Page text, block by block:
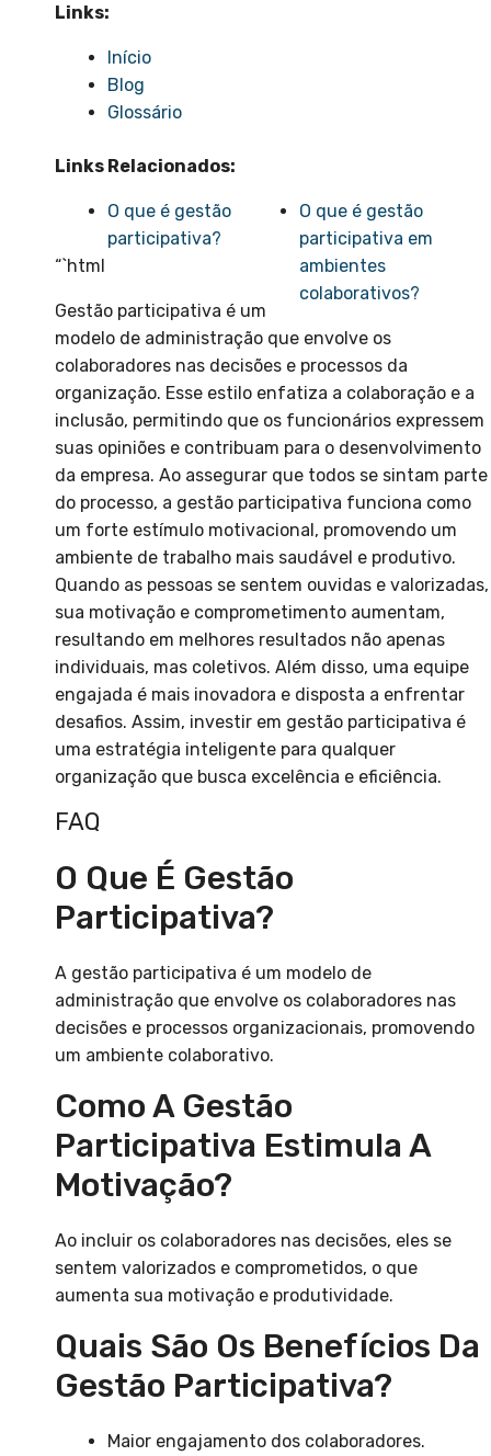
Links:
Início
Blog
Glossário
Links Relacionados:
O que é gestão
participativa?
O que é gestão
participativa em
ambientes
colaborativos?
“`html
Gestão participativa é um
modelo de administração que envolve os
colaboradores nas decisões e processos da
organização. Esse estilo enfatiza a colaboração e a
inclusão, permitindo que os funcionários expressem
suas opiniões e contribuam para o desenvolvimento
da empresa. Ao assegurar que todos se sintam parte
do processo, a gestão participativa funciona como
um forte estímulo motivacional, promovendo um
ambiente de trabalho mais saudável e produtivo.
Quando as pessoas se sentem ouvidas e valorizadas,
sua motivação e comprometimento aumentam,
resultando em melhores resultados não apenas
individuais, mas coletivos. Além disso, uma equipe
engajada é mais inovadora e disposta a enfrentar
desafios. Assim, investir em gestão participativa é
uma estratégia inteligente para qualquer
organização que busca excelência e eficiência.
FAQ
O Que É Gestão
Participativa?
A gestão participativa é um modelo de
administração que envolve os colaboradores nas
decisões e processos organizacionais, promovendo
um ambiente colaborativo.
Como A Gestão
Participativa Estimula A
Motivação?
Ao incluir os colaboradores nas decisões, eles se
sentem valorizados e comprometidos, o que
aumenta sua motivação e produtividade.
Quais São Os Benefícios Da
Gestão Participativa?
Maior engajamento dos colaboradores.